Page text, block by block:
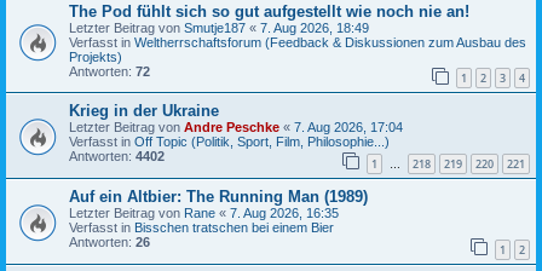
The Pod fühlt sich so gut aufgestellt wie noch nie an!
Letzter Beitrag von Smutje187 « 7. Aug 2026, 18:49
Verfasst in Weltherrschaftsforum (Feedback & Diskussionen zum Ausbau des
Projekts)
Antworten: 72 1 2 3 4
Krieg in der Ukraine
Letzter Beitrag von Andre Peschke « 7. Aug 2026, 17:04
Verfasst in Off Topic (Politik, Sport, Film, Philosophie...)
Antworten: 4402 1 … 218 219 220 221
Auf ein Altbier: The Running Man (1989)
Letzter Beitrag von Rane « 7. Aug 2026, 16:35
Verfasst in Bisschen tratschen bei einem Bier
Antworten: 26 1 2